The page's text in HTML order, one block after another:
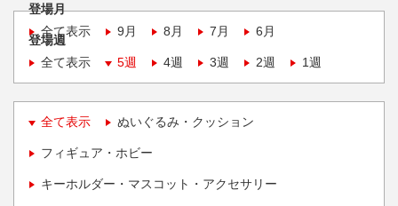
登場月
全て表示
9月 8月 7月 6月
登場週
全て表示
5週 4週 3週 2週 1週
全て表示 ぬいぐるみ・クッション
フィギュア・ホビー
キーホルダー・マスコット・アクセサリー